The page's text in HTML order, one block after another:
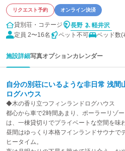
リクエスト予約 オンライン決済
貸別荘・コテージ 長野
軽井沢
定員 2〜16名
ペット不可 ベッド数(
施設詳細写真オプションカレンダー
自分の別荘にいるような非日常 浅間
ログハウス
◆木の香り立つフィンランドログハウス
都心から車で2時間あまり、ポーラーリゾ
は、一棟貸切りでプライベートな空間を味
昼間はゆっくり本格フインランドサウナで
ヒータイム。